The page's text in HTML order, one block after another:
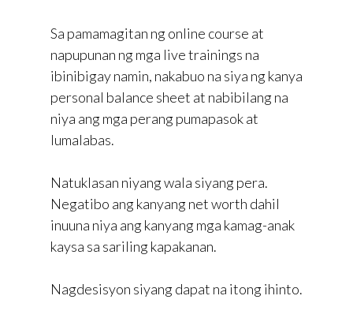
Sa pamamagitan ng online course at
napupunan ng mga live trainings na
ibinibigay namin, nakabuo na siya ng kanya
personal balance sheet at nabibilang na
niya ang mga perang pumapasok at
lumalabas.
Natuklasan niyang wala siyang pera.
Negatibo ang kanyang net worth dahil
inuuna niya ang kanyang mga kamag-anak
kaysa sa sariling kapakanan.
Nagdesisyon siyang dapat na itong ihinto.